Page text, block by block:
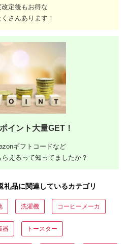
定後もお得な
さんあります！
イント大量GET！
ギフトコードなど
えるって知ってましたか？
品に関連しているカテゴリ
洗濯機 コーヒーメーカ
器 トースター